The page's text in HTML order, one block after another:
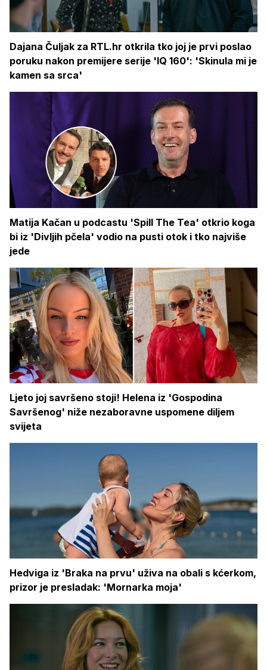
Dajana Čuljak za RTL.hr otkrila tko joj je prvi poslao
poruku nakon premijere serije 'IQ 160': 'Skinula mi je
kamen sa srca'
Matija Kačan u podcastu 'Spill The Tea' otkrio koga
bi iz 'Divljih pčela' vodio na pusti otok i tko najviše
jede
Ljeto joj savršeno stoji! Helena iz 'Gospodina
Savršenog' niže nezaboravne uspomene diljem
svijeta
Hedviga iz 'Braka na prvu' uživa na obali s kćerkom,
prizor je presladak: 'Mornarka moja'